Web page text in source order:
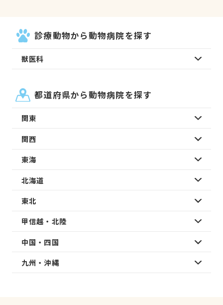
診療動物から動物病院を探す
獣医科
都道府県から動物病院を探す
関東
関西
東海
北海道
東北
甲信越・北陸
中国・四国
九州・沖縄